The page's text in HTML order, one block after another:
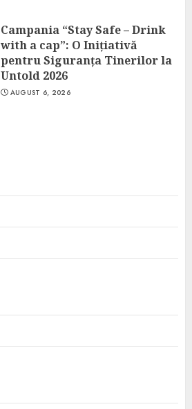
Campania “Stay Safe – Drink
with a cap”: O Inițiativă
pentru Siguranța Tinerilor la
Untold 2026
AUGUST 6, 2026